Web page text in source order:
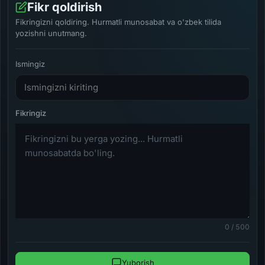
Fikr qoldirish
Fikringizni qoldiring. Hurmatli munosabat va o'zbek tilida
yozishni unutmang.
Ismingiz
0 / 500
Yuborish